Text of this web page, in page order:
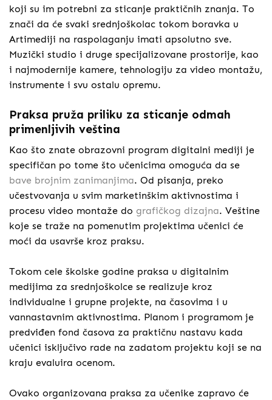
koji su im potrebni za sticanje praktičnih znanja. To
znači da će svaki srednjoškolac tokom boravka u
Artimediji na raspolaganju imati apsolutno sve.
Muzički studio i druge specijalizovane prostorije, kao
i najmodernije kamere, tehnologiju za video montažu,
instrumente i svu ostalu opremu.
Praksa pruža priliku za sticanje odmah
primenljivih veština
Kao što znate obrazovni program digitalni mediji je
specifičan po tome što učenicima omoguća da se
bave brojnim zanimanjima. Od pisanja, preko
učestvovanja u svim marketinškim aktivnostima i
procesu video montaže do grafičkog dizajna. Veštine
koje se traže na pomenutim projektima učenici će
moći da usavrše kroz praksu.
Tokom cele školske godine praksa u digitalnim
medijima za srednjoškolce se realizuje kroz
individualne i grupne projekte, na časovima i u
vannastavnim aktivnostima. Planom i programom je
predviđen fond časova za praktičnu nastavu kada
učenici isključivo rade na zadatom projektu koji se na
kraju evaluira ocenom.
Ovako organizovana praksa za učenike zapravo će